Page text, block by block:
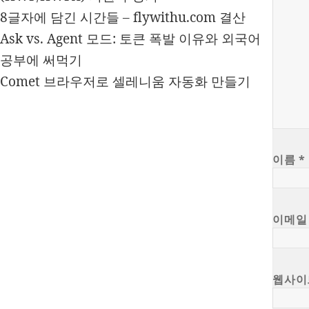
8글자에 담긴 시간들 – flywithu.com 결산
Ask vs. Agent 모드: 토큰 폭발 이유와 외국어
공부에 써먹기
Comet 브라우저로 셀레니움 자동화 만들기
이름*
이메일
웹사